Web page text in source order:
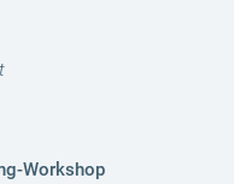
Workshop